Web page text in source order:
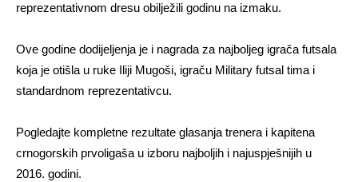
reprezentativnom dresu obilježili godinu na izmaku.
Ove godine dodijeljenja je i nagrada za najboljeg igrača futsala
koja je otišla u ruke Iliji Mugoši, igraču Military futsal tima i
standardnom reprezentativcu.
Pogledajte kompletne rezultate glasanja trenera i kapitena
crnogorskih prvoligaša u izboru najboljih i najuspješnijih u
2016. godini.